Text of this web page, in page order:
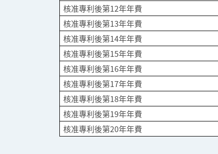
核准專利後第12年年費
核准專利後第13年年費
核准專利後第14年年費
核准專利後第15年年費
核准專利後第16年年費
核准專利後第17年年費
核准專利後第18年年費
核准專利後第19年年費
核准專利後第20年年費